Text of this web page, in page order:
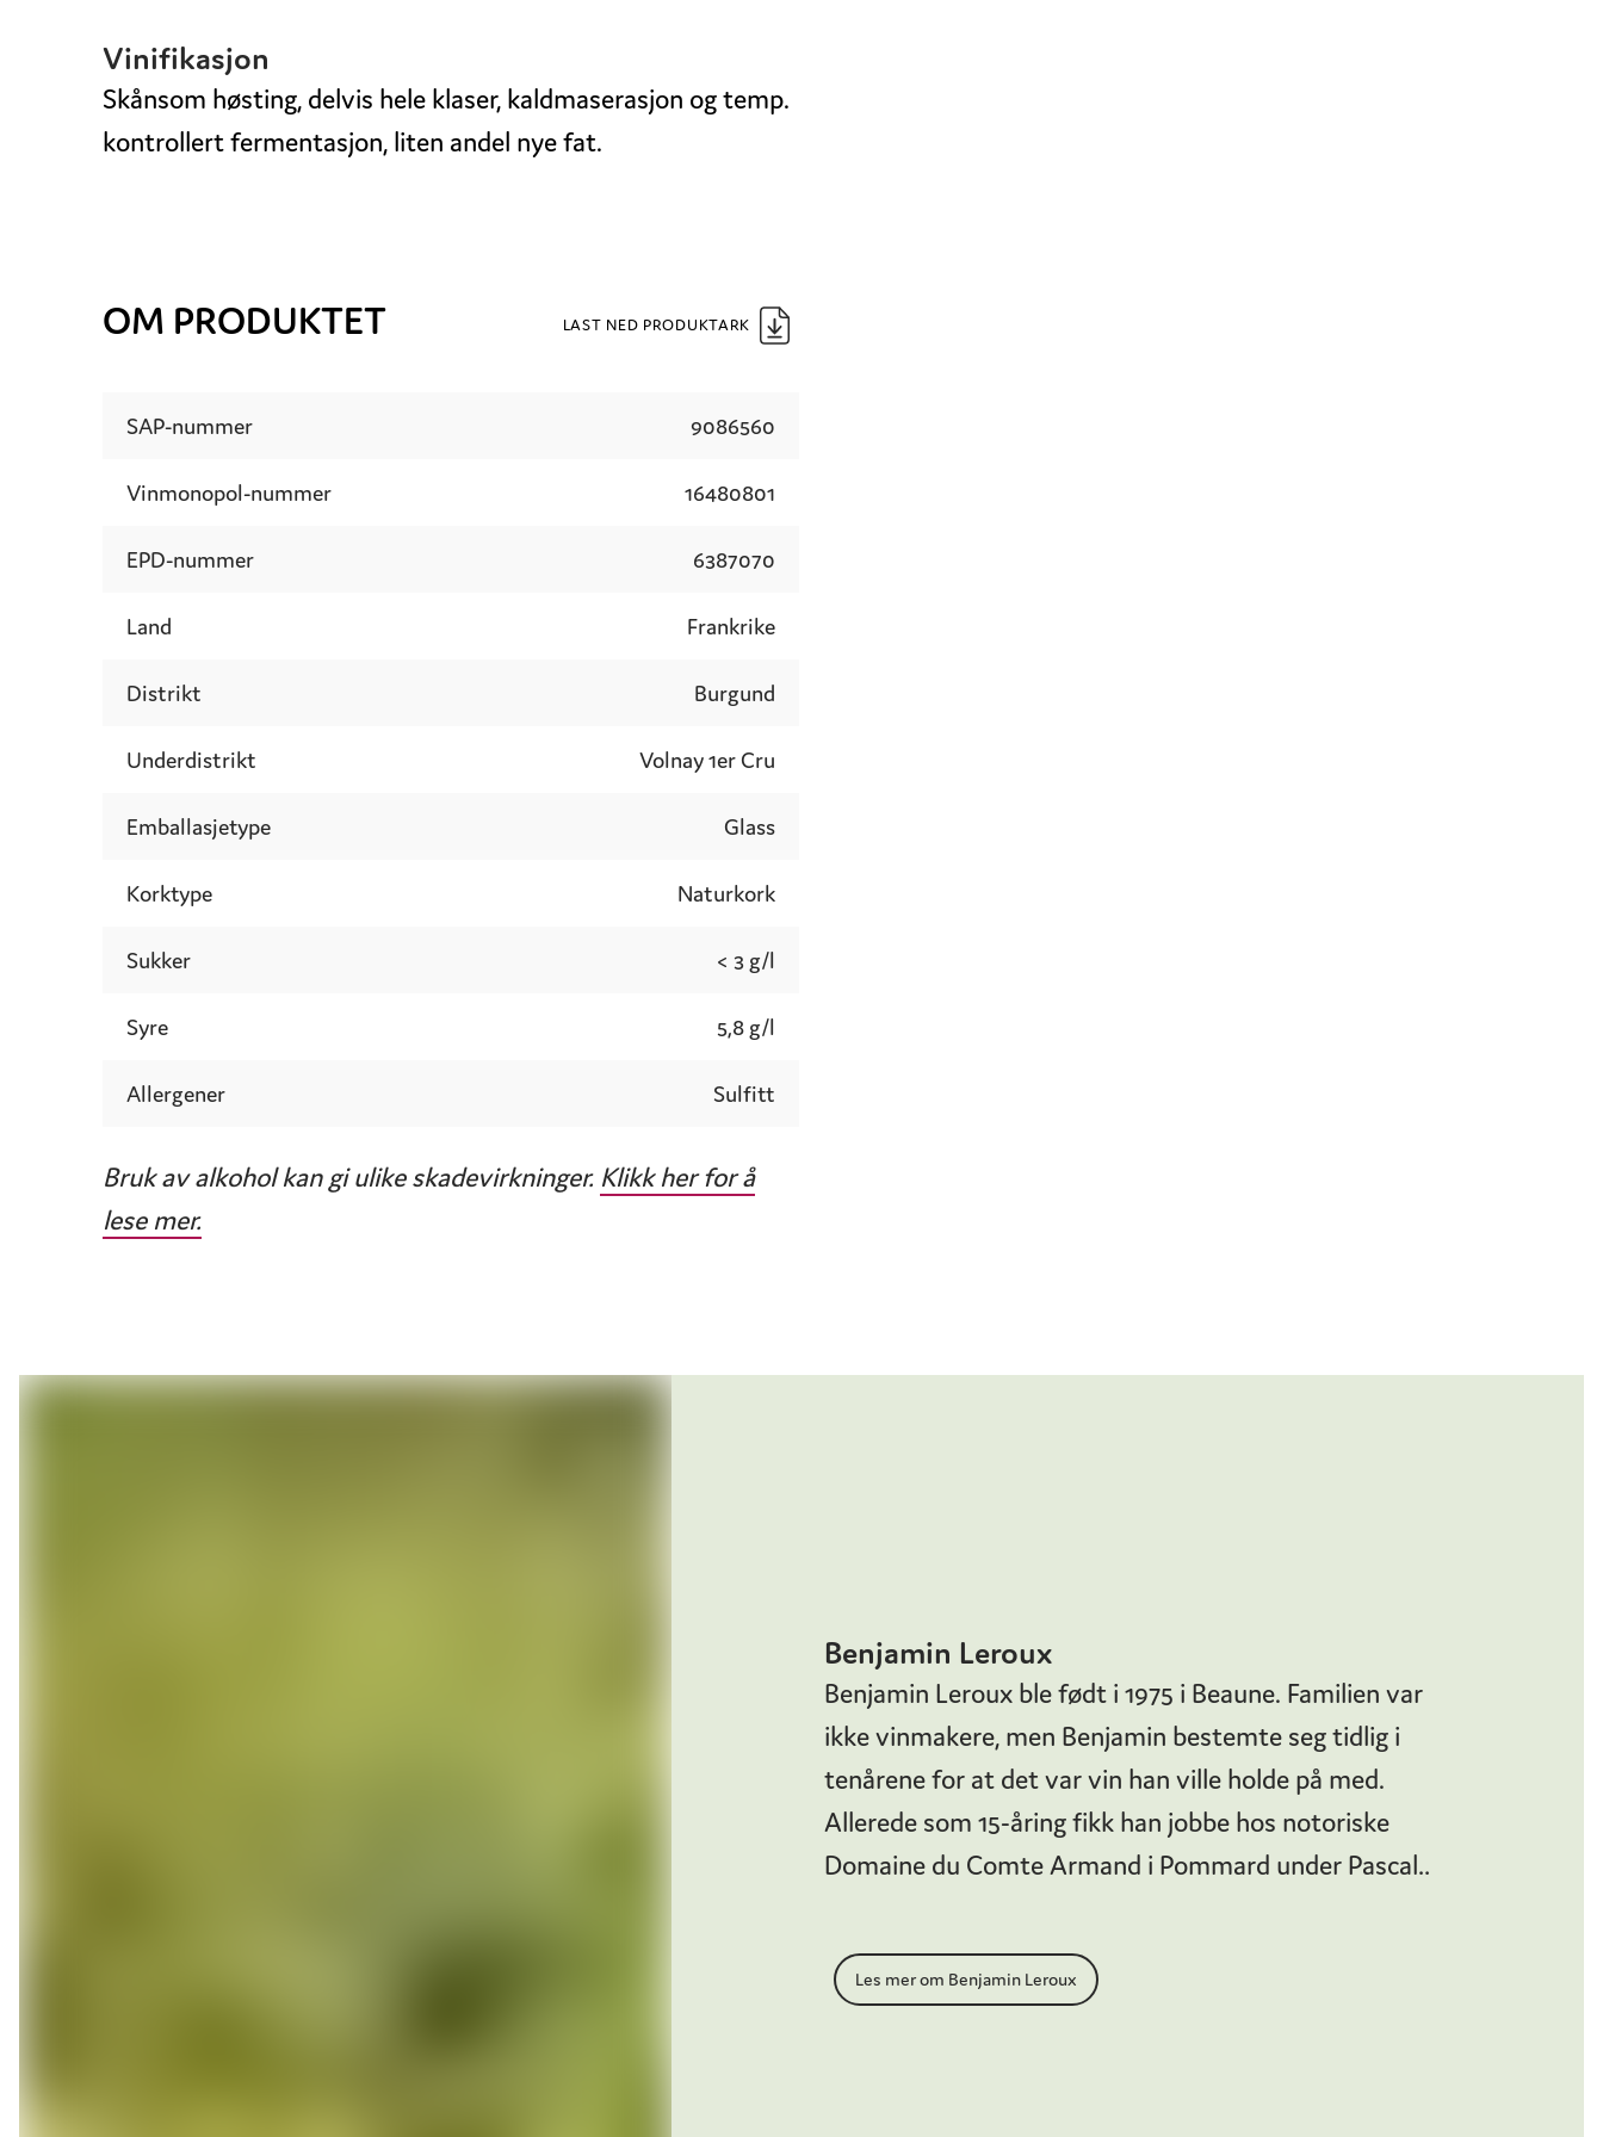
Vinifikasjon
Skånsom høsting, delvis hele klaser, kaldmaserasjon og temp.
kontrollert fermentasjon, liten andel nye fat.
OM PRODUKTET LAST NED PRODUKTARK
SAP-nummer 9086560
Vinmonopol-nummer 16480801
EPD-nummer 6387070
Land Frankrike
Distrikt Burgund
Underdistrikt Volnay 1er Cru
Emballasjetype Glass
Korktype Naturkork
Sukker < 3 g/l
Syre 5,8 g/l
Allergener Sulfitt
Bruk av alkohol kan gi ulike skadevirkninger. Klikk her for å
lese mer.
Benjamin Leroux
Benjamin Leroux ble født i 1975 i Beaune. Familien var
ikke vinmakere, men Benjamin bestemte seg tidlig i
tenårene for at det var vin han ville holde på med.
Allerede som 15-åring fikk han jobbe hos notoriske
Domaine du Comte Armand i Pommard under Pascal
ønologi og etter hvert reise verden rundt i vinens
tjeneste. Dette førte han blant annet til opphold hos
Les mer om Benjamin Leroux